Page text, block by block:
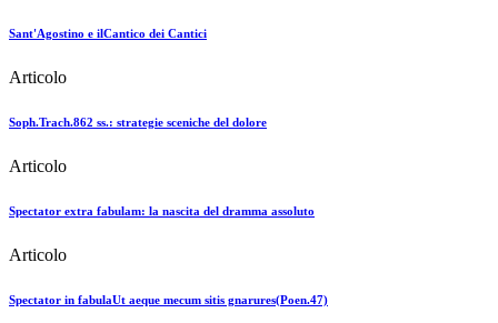
Sant'Agostino e ilCantico dei Cantici
Articolo
Soph.Trach.862 ss.: strategie sceniche del dolore
Articolo
Spectator extra fabulam: la nascita del dramma assoluto
Articolo
Spectator in fabulaUt aeque mecum sitis gnarures(Poen.47)